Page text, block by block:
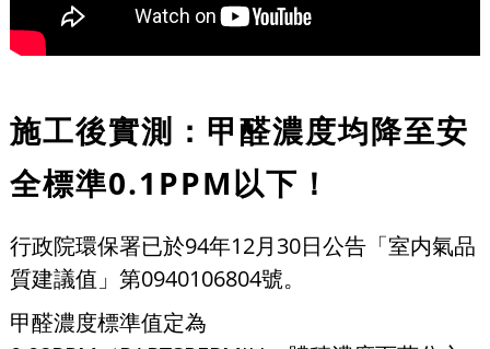
施工後實測：甲醛濃度均降至安
全標準0.1PPM以下！
行政院環保署已於94年12月30日公告「室内氣品
質建議值」第0940106804號。
甲醛濃度標準值定為